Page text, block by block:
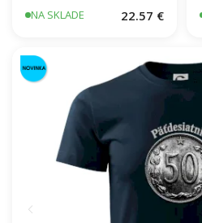
NA SKLADE 22.57 €